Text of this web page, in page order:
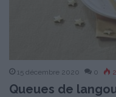
15 décembre 2020 0
Queues de